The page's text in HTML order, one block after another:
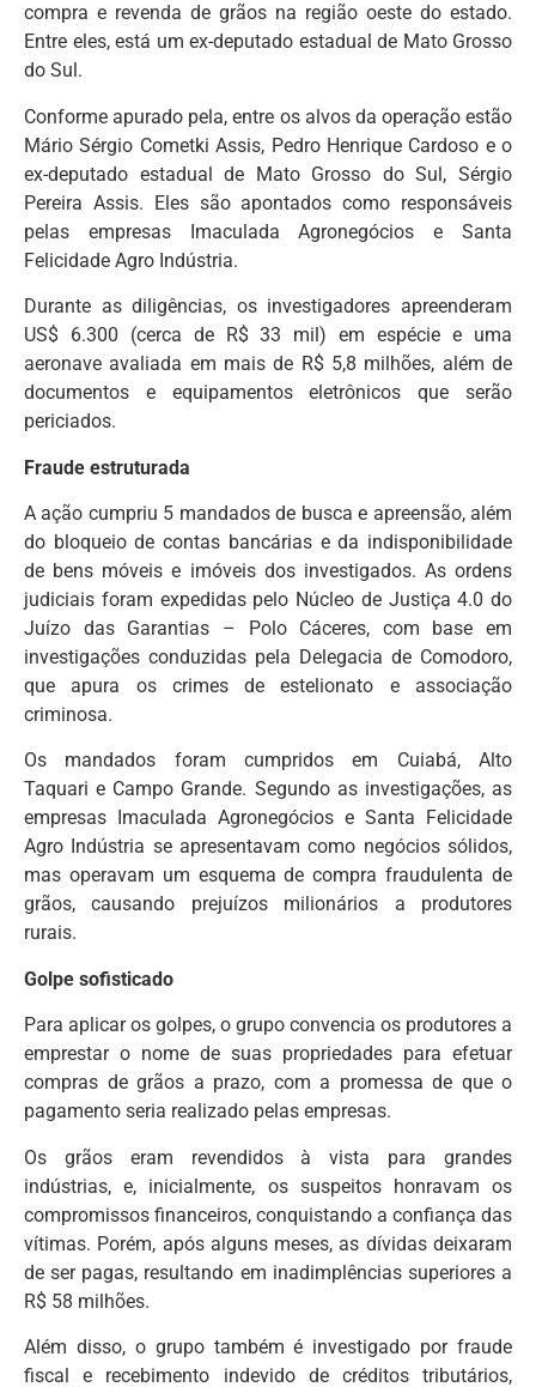
compra e revenda de grãos na região oeste do estado.
Entre eles, está um ex-deputado estadual de Mato Grosso
do Sul.
Conforme apurado pela, entre os alvos da operação estão
Mário Sérgio Cometki Assis, Pedro Henrique Cardoso e o
ex-deputado estadual de Mato Grosso do Sul, Sérgio
Pereira Assis. Eles são apontados como responsáveis
pelas empresas Imaculada Agronegócios e Santa
Felicidade Agro Indústria.
Durante as diligências, os investigadores apreenderam
US$ 6.300 (cerca de R$ 33 mil) em espécie e uma
aeronave avaliada em mais de R$ 5,8 milhões, além de
documentos e equipamentos eletrônicos que serão
periciados.
Fraude estruturada
A ação cumpriu 5 mandados de busca e apreensão, além
do bloqueio de contas bancárias e da indisponibilidade
de bens móveis e imóveis dos investigados. As ordens
judiciais foram expedidas pelo Núcleo de Justiça 4.0 do
Juízo das Garantias – Polo Cáceres, com base em
investigações conduzidas pela Delegacia de Comodoro,
que apura os crimes de estelionato e associação
criminosa.
Os mandados foram cumpridos em Cuiabá, Alto
Taquari e Campo Grande. Segundo as investigações, as
empresas Imaculada Agronegócios e Santa Felicidade
Agro Indústria se apresentavam como negócios sólidos,
mas operavam um esquema de compra fraudulenta de
grãos, causando prejuízos milionários a produtores
rurais.
Golpe sofisticado
Para aplicar os golpes, o grupo convencia os produtores a
emprestar o nome de suas propriedades para efetuar
compras de grãos a prazo, com a promessa de que o
pagamento seria realizado pelas empresas.
Os grãos eram revendidos à vista para grandes
indústrias, e, inicialmente, os suspeitos honravam os
compromissos financeiros, conquistando a confiança das
vítimas. Porém, após alguns meses, as dívidas deixaram
de ser pagas, resultando em inadimplências superiores a
R$ 58 milhões.
Além disso, o grupo também é investigado por fraude
fiscal e recebimento indevido de créditos tributários,